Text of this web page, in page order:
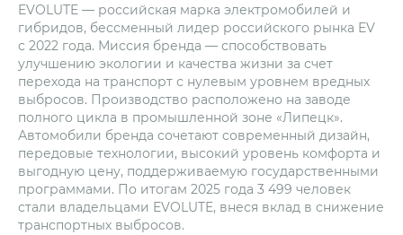
EVOLUTE — российская марка электромобилей и
гибридов, бессменный лидер российского рынка EV
с 2022 года. Миссия бренда — способствовать
улучшению экологии и качества жизни за счет
перехода на транспорт с нулевым уровнем вредных
выбросов. Производство расположено на заводе
полного цикла в промышленной зоне «Липецк».
Автомобили бренда сочетают современный дизайн,
передовые технологии, высокий уровень комфорта и
выгодную цену, поддерживаемую государственными
программами. По итогам 2025 года 3 499 человек
стали владельцами EVOLUTE, внеся вклад в снижение
транспортных выбросов.